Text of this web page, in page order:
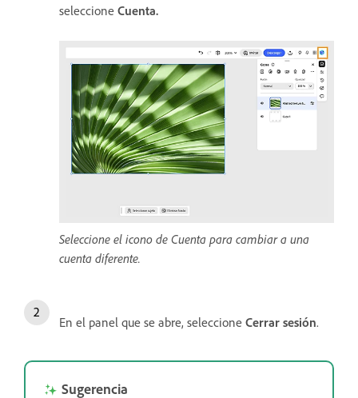
seleccione Cuenta.
Seleccione el icono de Cuenta para cambiar a una
cuenta diferente.
En el panel que se abre, seleccione Cerrar sesión.
Sugerencia